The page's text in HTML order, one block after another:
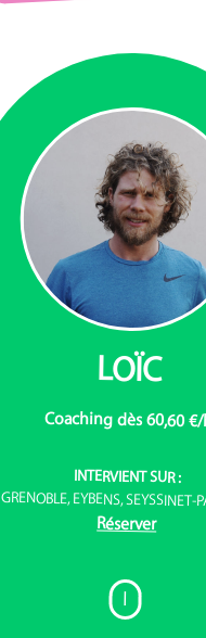
LOÏC
Coaching dès 60,60
INTERVIENT SUR :
GRENOBLE, EYBENS, SEYSSINET-
Réserver
I